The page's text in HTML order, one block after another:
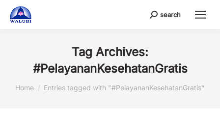
Search:
search
Tag Archives:
#PelayananKesehatanGratis
You are here:
Home Entries tagged with "#PelayananKesehatanGratis"